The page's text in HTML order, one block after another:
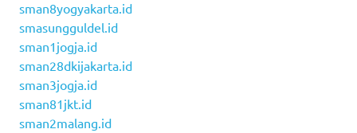
sman8yogyakarta.id
smasungguldel.id
sman1jogja.id
sman28dkijakarta.id
sman3jogja.id
sman81jkt.id
sman2malang.id